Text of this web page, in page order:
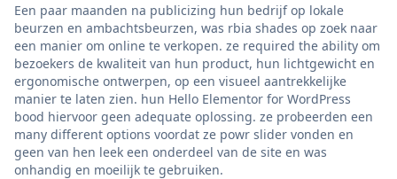
Een paar maanden na publicizing hun bedrijf op lokale
beurzen en ambachtsbeurzen, was rbia shades op zoek naar
een manier om online te verkopen. ze required the ability om
bezoekers de kwaliteit van hun product, hun lichtgewicht en
ergonomische ontwerpen, op een visueel aantrekkelijke
manier te laten zien. hun Hello Elementor for WordPress
bood hiervoor geen adequate oplossing. ze probeerden een
many different options voordat ze powr slider vonden en
geen van hen leek een onderdeel van de site en was
onhandig en moeilijk te gebruiken.